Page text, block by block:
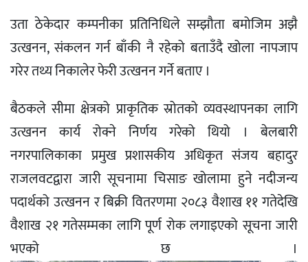
उता ठेकेदार कम्पनीका प्रतिनिधिले सम्झौता बमोजिम अझै
उत्खनन, संकलन गर्न बाँकी नै रहेको बताउँदै खोला नापजाप
गरेर तथ्य निकालेर फेरी उत्खनन गर्ने बताए ।
बैठकले सीमा क्षेत्रको प्राकृतिक स्रोतको व्यवस्थापनका लागि
उत्खनन कार्य रोक्ने निर्णय गरेको थियो । बेलबारी
नगरपालिकाका प्रमुख प्रशासकीय अधिकृत संजय बहादुर
राजलवटद्वारा जारी सूचनामा चिसाङ खोलामा हुने नदीजन्य
पदार्थको उत्खनन र बिक्री वितरणमा २०८३ वैशाख ११ गतेदेखि
वैशाख २१ गतेसम्मका लागि पूर्ण रोक लगाइएको सूचना जारी
भएको छ ।